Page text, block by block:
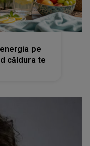
pe
căldura te